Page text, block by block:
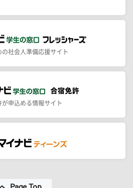
の社会人準備応援サイト
が申込める情報サイト